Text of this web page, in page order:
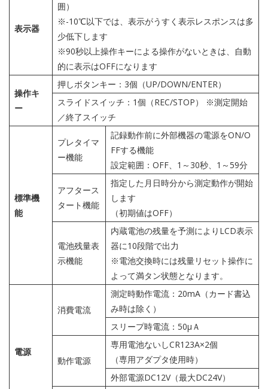
表示器
囲）
※-10℃以下では、表示がうすく表示レスポンスは多
少低下します
※90秒以上操作キーによる操作がないときは、自動
的に表示はOFFになります
操作キ
ー
押しボタンキー：3個（UP/DOWN/ENTER）
スライドスイッチ：1個（REC/STOP） ※測定開始
／終了スイッチ
標準機
能
プレタイマ
ー機能
記録動作前に外部機器の電源をON/O
FFする機能
設定範囲：OFF、1～30秒、1～59分
アフタース
タート機能
指定した月日時分から測定動作が開始
します
（初期値はOFF）
電池残量表
示機能
内蔵電池の残量を予測によりLCD表示
器に10段階で出力
※電池交換時には残量リセット操作に
よって満タン状態となります。
電源
消費電流
測定時動作電流：20mA（カード書込
み時は除く）
スリープ時電流：50μＡ
動作電源
専用電池ないしCR123A×2個
（専用アダプタ使用時）
外部電源DC12V（最大DC24V）